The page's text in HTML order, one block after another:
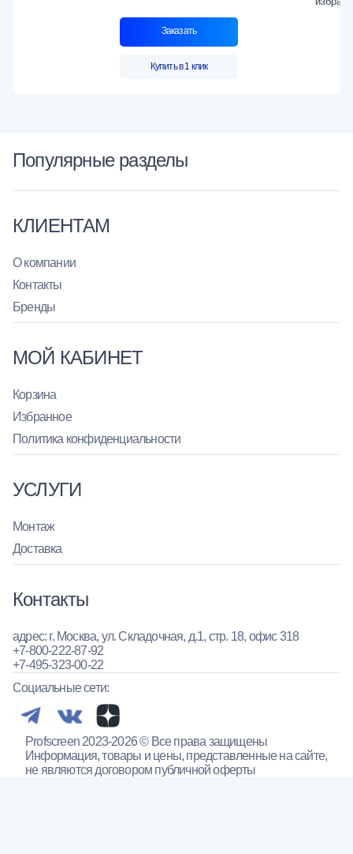
Заказать
Купить в 1 клик
Популярные разделы
КЛИЕНТАМ
О компании
Контакты
Бренды
МОЙ КАБИНЕТ
Корзина
Избранное
Политика конфиденциальности
УСЛУГИ
Монтаж
Доставка
Контакты
адрес: г. Москва, ул. Складочная, д.1, стр. 18, офис 318
+7-800-222-87-92
+7-495-323-00-22
Социальные сети:
Profscreen 2023-2026 © Все права защищены
Информация, товары и цены, представленные на сайте,
не являются договором публичной оферты